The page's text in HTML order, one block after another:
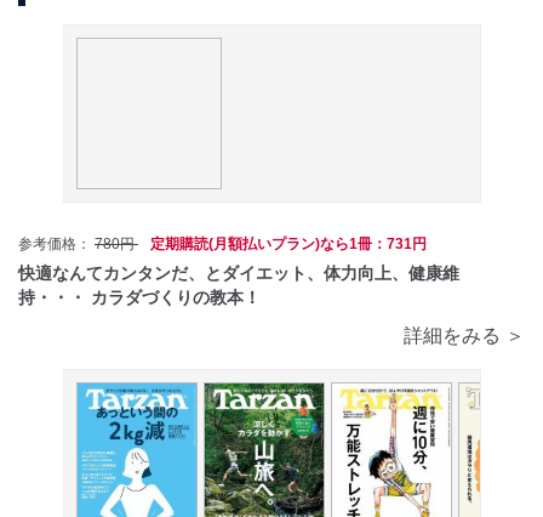
参考価格： 780円 定期購読(月額払いプラン)なら1冊：731円
快適なんてカンタンだ、とダイエット、体力向上、健康維
持・・・ カラダづくりの教本！
詳細をみる ＞